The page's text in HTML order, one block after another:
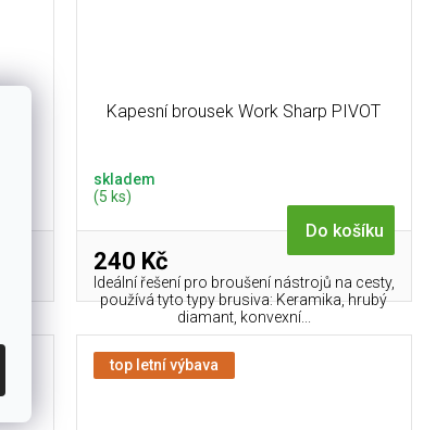
Kapesní brousek Work Sharp PIVOT
skladem
(5 ks)
240 Kč
Do košíku
Ideální řešení pro broušení nástrojů na cesty,
používá tyto typy brusiva: Keramika, hrubý
diamant, konvexní...
top letní výbava